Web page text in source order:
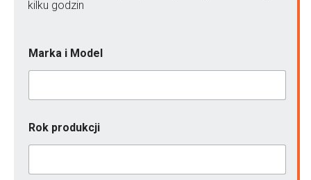
kilku godzin
Marka i Model
Rok produkcji